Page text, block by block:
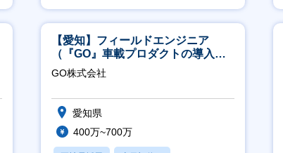
産休・育休あり
【愛知】フィールドエンジニア
（『GO』車載プロダクトの導入サ
ポート／年休120日／土日祝休／直
行直帰
GO株式会社
愛知県
400万~700万